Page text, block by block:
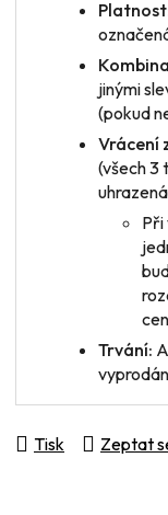
jinými
(pokud
Vrácení
(všech 3
Při
Trvání:
Tisk Zeptat